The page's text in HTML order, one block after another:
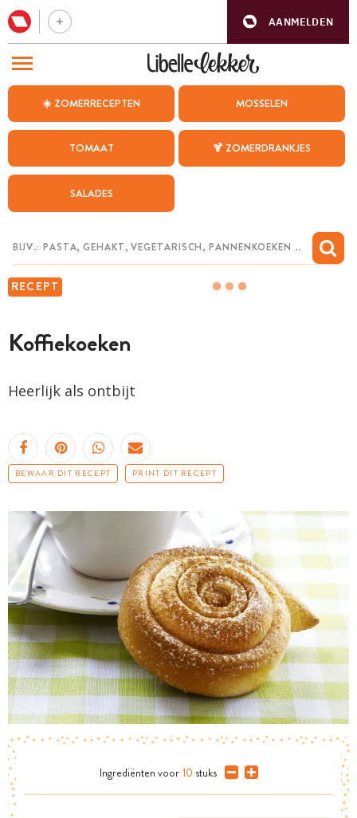
AANMELDEN
☀️ ZOMERRECEPTEN MOSSELEN
TOMAAT 🍹 ZOMERDRANKJES
SALADES
RECEPT
Koffiekoeken
Heerlijk als ontbijt
BEWAAR DIT RECEPT PRINT DIT RECEPT
Ingrediënten voor 10 stuks
BEZOEK ONZE ANDERE WEBSITES
WEEKMENU
CHAT MET MAIA
MIJN BEWAARDE RECEPTEN